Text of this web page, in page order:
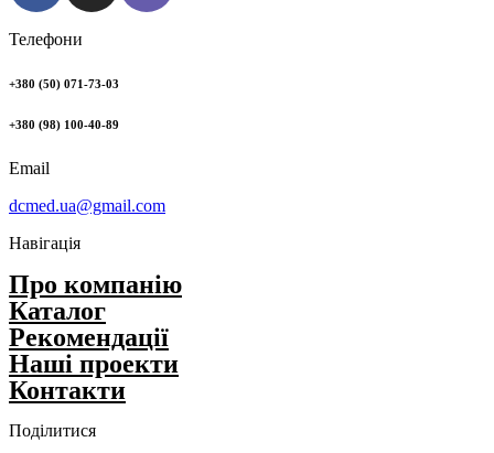
Телефони
+380 (50) 071-73-03
+380 (98) 100-40-89
Email
dcmed.ua@gmail.com
Навігація
Про компанію
Каталог
Рекомендації
Нашi проекти
Контакти
Поділитися